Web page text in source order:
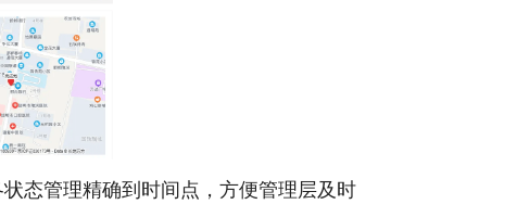
管理精确到时间点，方便管理层及时